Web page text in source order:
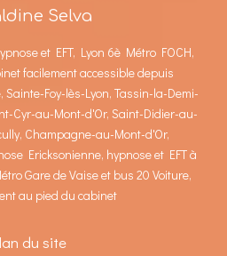
Selva
et EFT, Lyon 6è Métro FOCH,
facilement accessible depuis
Foy-lès-Lyon, Tassin-la-Demi-
Cyr-au-Mont-d'Or, Saint-Didier-au-
Champagne-au-Mont-d'Or,
Ericksonienne, hypnose et EFT à
Gare de Vaise et bus 20 Voiture,
au pied du cabinet
du site